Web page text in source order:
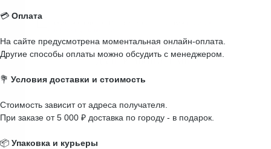
💳 Оплата
На сайте предусмотрена моментальная онлайн-оплата.
Другие способы оплаты можно обсудить с менеджером.
💐 Условия доставки и стоимость
Стоимость зависит от адреса получателя.
При заказе от 5 000 ₽ доставка по городу - в подарок.
📦 Упаковка и курьеры